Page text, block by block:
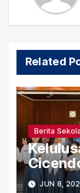
Related
Berita
JUN 8,